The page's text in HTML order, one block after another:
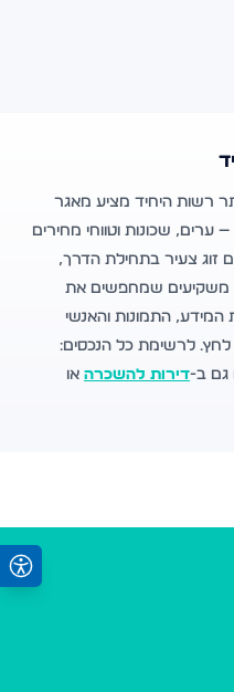
רשות היחיד מציע מאגר
שכונות וטווחי מחירים
צעיר בתחילת הדרך,
שמחפשים את
התמונות והאנשי
לרשימת כל הנכסים:
גם ב-דירות להשכרה או